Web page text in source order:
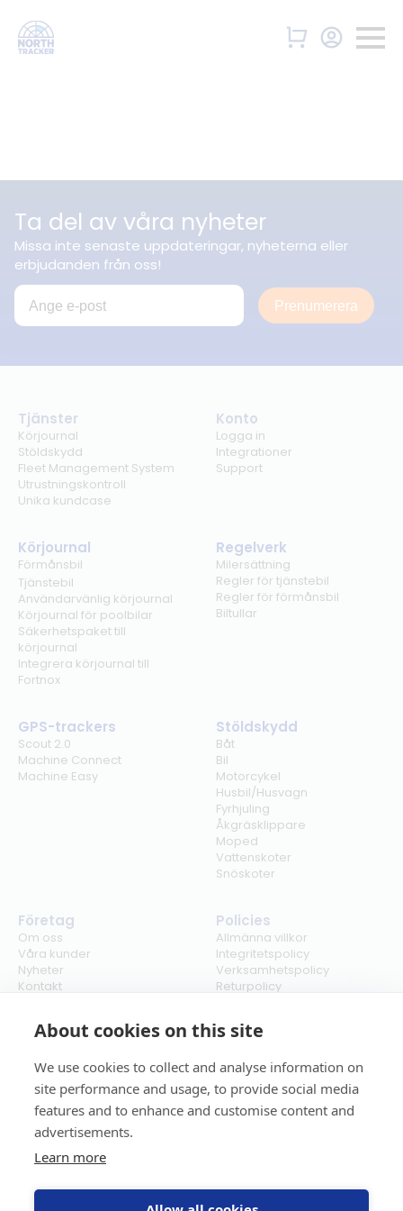
About cookies on this site
We use cookies to collect and analyse information on
site performance and usage, to provide social media
features and to enhance and customise content and
advertisements.
Learn more
Ta del av våra nyheter
Missa inte senaste uppdateringar, nyheterna eller
erbjudanden från oss!
Prenumerera
Tjänster
Körjournal
Stöldskydd
Fleet Management System
Utrustningskontroll
Unika kundcase
Konto
Logga in
Integrationer
Support
Körjournal
Förmånsbil
Tjänstebil
Användarvänlig körjournal
Körjournal för poolbilar
Säkerhetspaket till
körjournal
Integrera körjournal till
Fortnox
Regelverk
Milersättning
Regler för tjänstebil
Regler för förmånsbil
Biltullar
GPS-trackers
Scout 2.0
Machine Connect
Machine Easy
Stöldskydd
Båt
Bil
Motorcykel
Husbil/Husvagn
Fyrhjuling
Åkgräsklippare
Moped
Vattenskoter
Snöskoter
Företag
Om oss
Våra kunder
Nyheter
Kontakt
Policies
Allmänna villkor
Integritetspolicy
Verksamhetspolicy
Returpolicy
Cookies